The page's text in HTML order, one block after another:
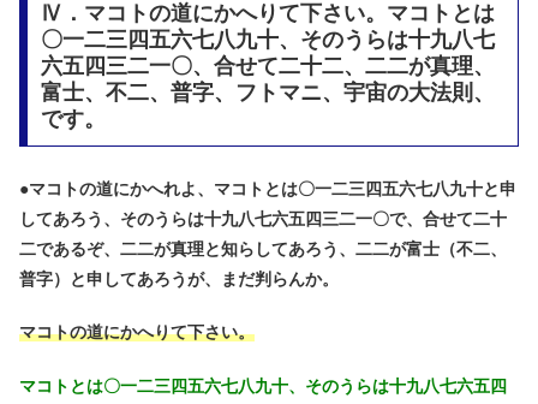
Ⅳ．マコトの道にかへりて下さい。マコトとは
〇一二三四五六七八九十、そのうらは十九八七
六五四三二一〇、合せて二十二、二二が真理、
富士、不二、普字、フトマニ、宇宙の大法則、
です。
●マコトの道にかへれよ、マコトとは〇一二三四五六七八九十と申
してあろう、そのうらは十九八七六五四三二一〇で、合せて二十
二であるぞ、二二が真理と知らしてあろう、二二が富士（不二、
普字）と申してあろうが、まだ判らんか。
マコトの道にかへりて下さい。
マコトとは〇一二三四五六七八九十、そのうらは十九八七六五四